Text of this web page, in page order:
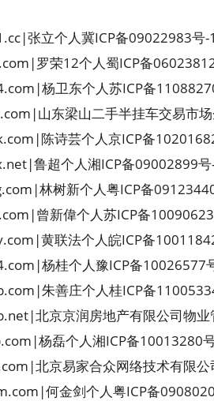
张立个人冀ICP备09022983号
罗荣12个人蜀ICP备
杨卫东个人苏ICP备
山东梁山二手半挂车交易市
陈诗芸个人京ICP备
鲁超个人湘ICP备09002899
林树新个人粤ICP备
曾新偉个人苏ICP备
黄联法个人皖ICP备
杨桂个人豫ICP备10026577
朱善庄个人桂ICP备
北京京润房地产有限公司物
杨磊个人湘ICP备10013280
北京易家合众网络技术有限
何金剑个人粤ICP备